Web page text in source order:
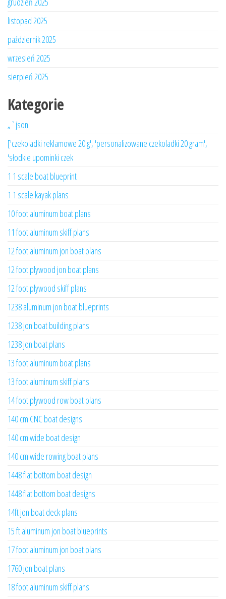
listopad 2025
październik 2025
wrzesień 2025
sierpień 2025
Kategorie
„`json
['czekoladki reklamowe 20 g', 'personalizowane czekoladki 20 gram',
'słodkie upominki czek
1 1 scale boat blueprint
1 1 scale kayak plans
10 foot aluminum boat plans
11 foot aluminum skiff plans
12 foot aluminum jon boat plans
12 foot plywood jon boat plans
12 foot plywood skiff plans
1238 aluminum jon boat blueprints
1238 jon boat building plans
1238 jon boat plans
13 foot aluminum boat plans
13 foot aluminum skiff plans
14 foot plywood row boat plans
140 cm CNC boat designs
140 cm wide boat design
140 cm wide rowing boat plans
1448 flat bottom boat design
1448 flat bottom boat designs
14ft jon boat deck plans
15 ft aluminum jon boat blueprints
17 foot aluminum jon boat plans
1760 jon boat plans
18 foot aluminum skiff plans